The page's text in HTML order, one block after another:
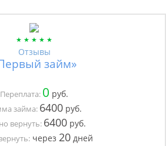
Отзывы
займ»
Переплата: 0 руб.
займа: 6400руб.
вернуть: 6400руб.
через 20 дней